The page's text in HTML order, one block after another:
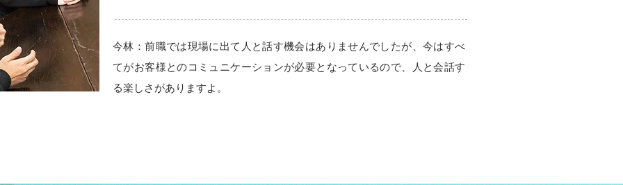
今林：前職では現場に出て人と話す機会はありませんでしたが、今はすべ
てがお客様とのコミュニケーションが必要となっているので、人と会話す
る楽しさがありますよ。